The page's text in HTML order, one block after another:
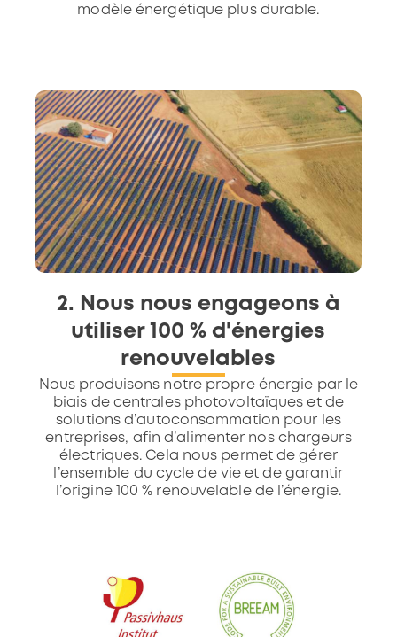
modèle énergétique plus durable.
2. Nous nous engageons à
utiliser 100 % d'énergies
renouvelables
Nous produisons notre propre énergie par le
biais de centrales photovoltaïques et de
solutions d’autoconsommation pour les
entreprises, afin d’alimenter nos chargeurs
électriques. Cela nous permet de gérer
l’ensemble du cycle de vie et de garantir
l’origine 100 % renouvelable de l’énergie.